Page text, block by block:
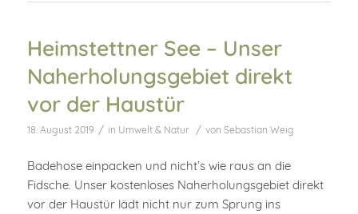
Heimstettner See – Unser
Naherholungsgebiet direkt
vor der Haustür
18. August 2019 / in Umwelt & Natur / von Sebastian Weig
Badehose einpacken und nicht’s wie raus an die
Fidsche. Unser kostenloses Naherholungsgebiet direkt
vor der Haustür lädt nicht nur zum Sprung ins